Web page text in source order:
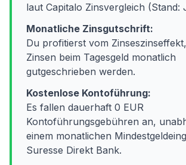
laut Capitalo Zinsvergleich (Stand:
Monatliche Zinsgutschrift:
Du profitierst vom
Zinsen beim Tagesgeld monatlich
gutgeschrieben werden.
Kostenlose Kontoführung:
Es fallen dauerhaft 0 EUR
Kontoführungsgebühren an,
einem monatlichen
Suresse Direkt Bank.